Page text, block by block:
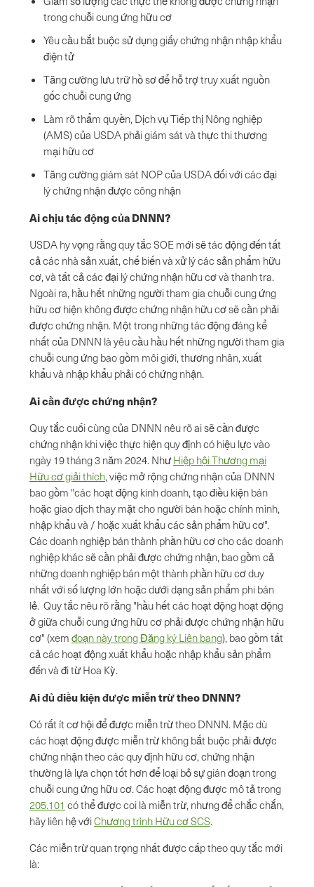
trong chuỗi cung ứng hữu cơ
Yêu cầu bắt buộc sử dụng giấy chứng nhận nhập khẩu
điện tử
Tăng cường lưu trữ hồ sơ để hỗ trợ truy xuất nguồn
gốc chuỗi cung ứng
Làm rõ thẩm quyền, Dịch vụ Tiếp thị Nông nghiệp
(AMS) của USDA phải giám sát và thực thi thương
mại hữu cơ
Tăng cường giám sát NOP của USDA đối với các đại
lý chứng nhận được công nhận
Ai chịu tác động của DNNN?
USDA hy vọng rằng quy tắc SOE mới sẽ tác động đến tất
cả các nhà sản xuất, chế biến và xử lý các sản phẩm hữu
cơ, và tất cả các đại lý chứng nhận hữu cơ và thanh tra.
Ngoài ra, hầu hết những người tham gia chuỗi cung ứng
hữu cơ hiện không được chứng nhận hữu cơ sẽ cần phải
được chứng nhận. Một trong những tác động đáng kể
nhất của DNNN là yêu cầu hầu hết những người tham gia
chuỗi cung ứng bao gồm môi giới, thương nhân, xuất
khẩu và nhập khẩu phải có chứng nhận.
Ai cần được chứng nhận?
Quy tắc cuối cùng của DNNN nêu rõ ai sẽ cần được
chứng nhận khi việc thực hiện quy định có hiệu lực vào
ngày 19 tháng 3 năm 2024. Như Hiệp hội Thương mại
Hữu cơ giải thích, việc mở rộng chứng nhận của DNNN
bao gồm "các hoạt động kinh doanh, tạo điều kiện bán
hoặc giao dịch thay mặt cho người bán hoặc chính mình,
nhập khẩu và / hoặc xuất khẩu các sản phẩm hữu cơ".
Các doanh nghiệp bán thành phần hữu cơ cho các doanh
nghiệp khác sẽ cần phải được chứng nhận, bao gồm cả
những doanh nghiệp bán một thành phần hữu cơ duy
nhất với số lượng lớn hoặc dưới dạng sản phẩm phi bán
lẻ. Quy tắc nêu rõ rằng "hầu hết các hoạt động hoạt động
ở giữa chuỗi cung ứng hữu cơ phải được chứng nhận hữu
cơ" (xem đoạn này trong Đăng ký Liên bang), bao gồm tất
cả các hoạt động xuất khẩu hoặc nhập khẩu sản phẩm
đến và đi từ Hoa Kỳ.
Ai đủ điều kiện được miễn trừ theo DNNN?
Có rất ít cơ hội để được miễn trừ theo DNNN. Mặc dù
các hoạt động được miễn trừ không bắt buộc phải được
chứng nhận theo các quy định hữu cơ, chứng nhận
thường là lựa chọn tốt hơn để loại bỏ sự gián đoạn trong
chuỗi cung ứng hữu cơ. Các hoạt động được mô tả trong
205.101 có thể được coi là miễn trừ, nhưng để chắc chắn,
hãy liên hệ vớiChương trình Hữu cơ SCS.
Các miễn trừ quan trọng nhất được cấp theo quy tắc mới
là: